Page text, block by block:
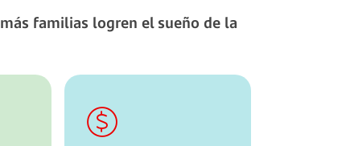
más familias logren el sueño de la